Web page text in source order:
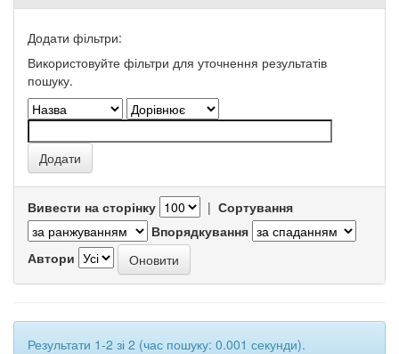
Додати фільтри:
Використовуйте фільтри для уточнення результатів
пошуку.
Вивести на сторінку | Сортування
Впорядкування
Автори
Результати 1-2 зі 2 (час пошуку: 0.001 секунди).